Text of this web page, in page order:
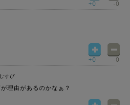
+0 -0
+0 -0
すび
理由があるのかなぁ？